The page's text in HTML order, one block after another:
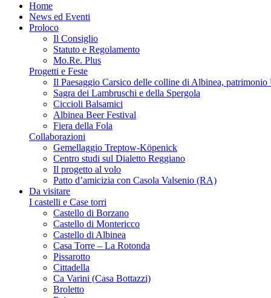
Home
News ed Eventi
Proloco
Il Consiglio
Statuto e Regolamento
Mo.Re. Plus
Progetti e Feste
Il Paesaggio Carsico delle colline di Albinea,
Sagra dei Lambruschi e della Spergola
Ciccioli Balsamici
Albinea Beer Festival
Fiera della Fola
Collaborazioni
Gemellaggio Treptow-Köpenick
Centro studi sul Dialetto Reggiano
Il progetto al volo
Patto d’amicizia con Casola Valsenio (RA)
Da visitare
I castelli e Case torri
Castello di Borzano
Castello di Montericco
Castello di Albinea
Casa Torre – La Rotonda
Pissarotto
Cittadella
Ca Varini (Casa Bottazzi)
Broletto